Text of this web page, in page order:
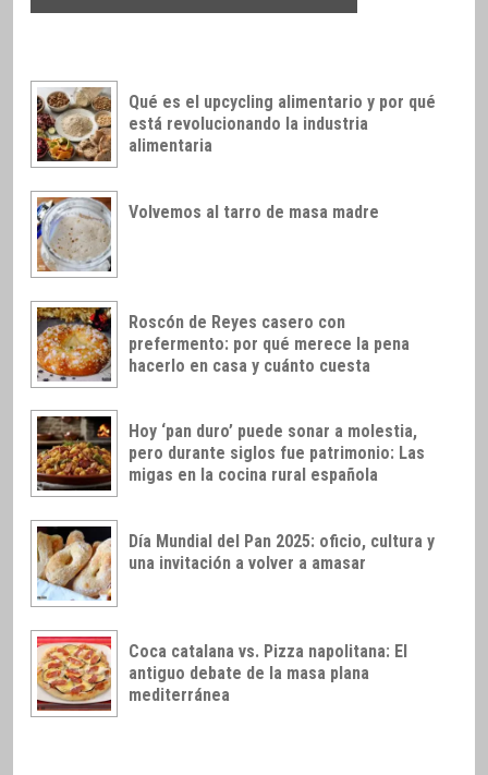
Qué es el upcycling alimentario y por qué
está revolucionando la industria
alimentaria
Volvemos al tarro de masa madre
Roscón de Reyes casero con
prefermento: por qué merece la pena
hacerlo en casa y cuánto cuesta
Hoy ‘pan duro’ puede sonar a molestia,
pero durante siglos fue patrimonio: Las
migas en la cocina rural española
Día Mundial del Pan 2025: oficio, cultura y
una invitación a volver a amasar
Coca catalana vs. Pizza napolitana: El
antiguo debate de la masa plana
mediterránea